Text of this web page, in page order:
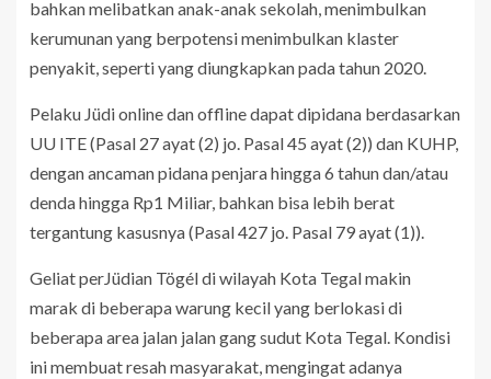
bahkan melibatkan anak-anak sekolah, menimbulkan
kerumunan yang berpotensi menimbulkan klaster
penyakit, seperti yang diungkapkan pada tahun 2020.
Pelaku Jüdi online dan offline dapat dipidana berdasarkan
UU ITE (Pasal 27 ayat (2) jo. Pasal 45 ayat (2)) dan KUHP,
dengan ancaman pidana penjara hingga 6 tahun dan/atau
denda hingga Rp1 Miliar, bahkan bisa lebih berat
tergantung kasusnya (Pasal 427 jo. Pasal 79 ayat (1)).
Geliat perJüdian Tögél di wilayah Kota Tegal makin
marak di beberapa warung kecil yang berlokasi di
beberapa area jalan jalan gang sudut Kota Tegal. Kondisi
ini membuat resah masyarakat, mengingat adanya